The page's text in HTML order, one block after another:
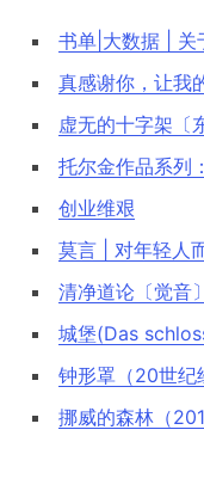
书单|大数据 | 关
真感谢你，让我
虚无的十字架〔
托尔金作品系列
创业维艰
莫言 | 对年轻人
清净道论〔觉音〕
城堡(Das
钟形罩（20世纪
挪威的森林（